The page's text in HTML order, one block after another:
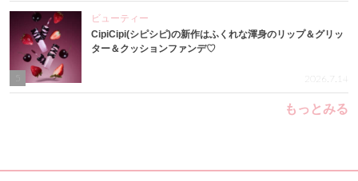
ビューティー
CipiCipi(シピシピ)の新作はふくれな渾身のリップ＆グリッ
ター＆クッションファンデ♡
2026.7.14
もっとみる